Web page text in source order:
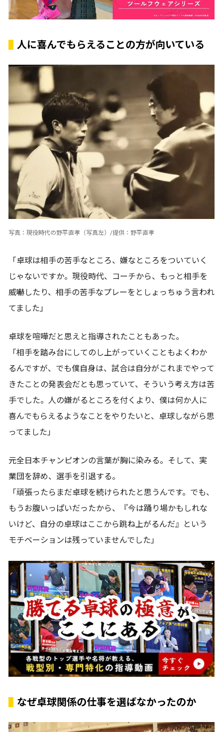
人に喜んでもらえることの方が向いている
写真：現役時代の野平直孝（写真左）/提供：野平直孝
「卓球は相手の苦手なところ、嫌なところをついていく
じゃないですか。現役時代、コーチから、もっと相手を
威嚇したり、相手の苦手なプレーをとしょっちゅう言われ
てました」
卓球を喧嘩だと思えと指導されたこともあった。
「相手を踏み台にしてのし上がっていくこともよくわか
るんですが、でも僕自身は、試合は自分がこれまでやって
きたことの発表会だとも思っていて、そういう考え方は苦
手でした。人の嫌がるところを付くより、僕は何か人に
喜んでもらえるようなことをやりたいと、卓球しながら思
ってました」
元全日本チャンピオンの言葉が胸に染みる。そして、実
業団を辞め、選手を引退する。
「頑張ったらまだ卓球を続けられたと思うんです。でも、
もうお腹いっぱいだったから、『今は踊り場かもしれな
いけど、自分の卓球はここから跳ね上がるんだ』という
モチベーションは残っていませんでした」
なぜ卓球関係の仕事を選ばなかったのか